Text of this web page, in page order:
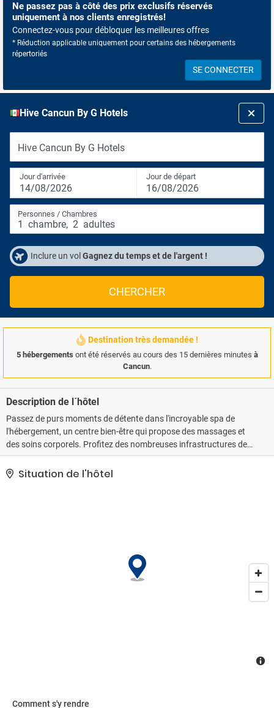
Ne passez pas à côté des prix exclusifs réservés
uniquement à nos clients enregistrés!
Connectez-vous pour débloquer les meilleures offres
* Réduction applicable uniquement pour certains des hébergements
répertoriés
SE CONNECTER
Hive Cancun By G Hotels
Hive Cancun By G Hotels
Jour d'arrivée
14/08/2026
Jour de départ
16/08/2026
Personnes / Chambres
1 chambre, 2 adultes
Inclure un vol Gagnez du temps et de l'argent !
CHERCHER
Destination très demandée !
5 hébergements ont été réservés au cours des 15 dernières minutes à
Cancun.
Description de l´hôtel
Passez de purs moments de détente dans l'incroyable spa de
l'hébergement, un centre bien-être qui propose des massages et
des soins corporels. Profitez des nombreuses infrastructures de
loisirs offertes par l'hébergement et qui comprennent notamment
une piscine extérieure, un hammam et un centre de fitness. Cet
Situation de l'hôtel
Comment s'y rendre